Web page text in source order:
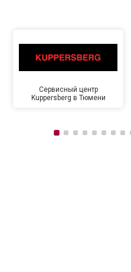
Сервисный центр
Kuppersberg в Тюмени